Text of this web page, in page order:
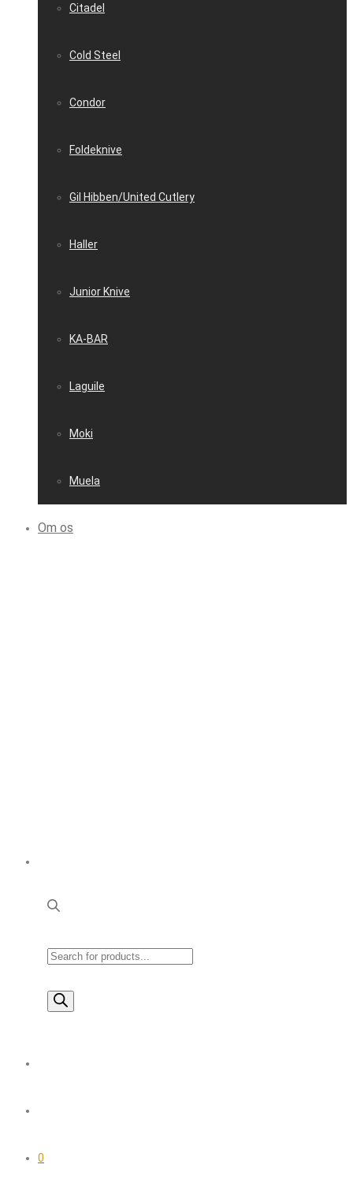
Citadel
Cold Steel
Condor
Foldeknive
Gil Hibben/United Cutlery
Haller
Junior Knive
KA-BAR
Laguile
Moki
Muela
Om os
Products
search
0